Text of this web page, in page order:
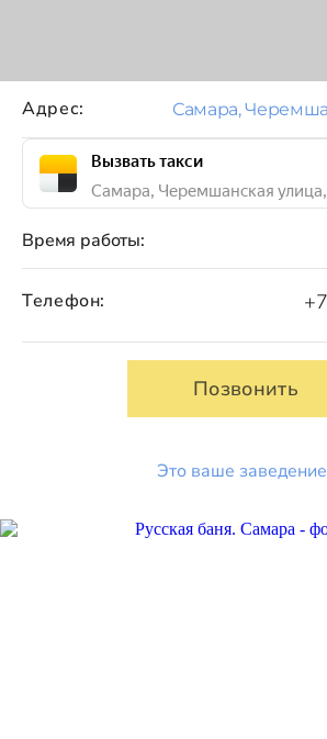
Время работы:
Телефон:
Позвонить
Это ваше
Адрес: Самара,
Вызвать такси
Самара, Черемшанская